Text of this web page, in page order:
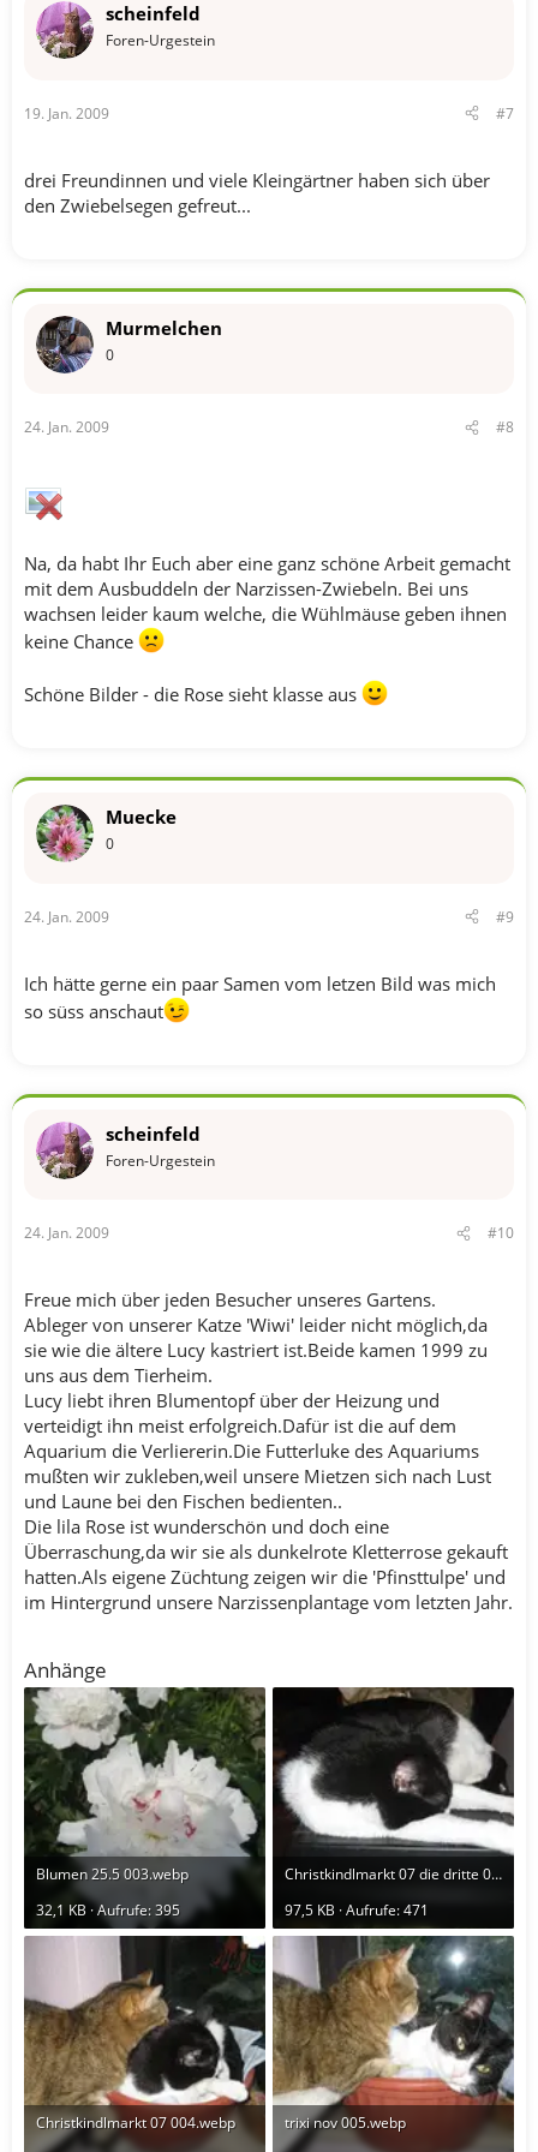
scheinfeld
Foren-Urgestein
19. Jan. 2009 #7
drei Freundinnen und viele Kleingärtner haben sich über
den Zwiebelsegen gefreut...
Murmelchen
0
24. Jan. 2009 #8
Na, da habt Ihr Euch aber eine ganz schöne Arbeit gemacht
mit dem Ausbuddeln der Narzissen-Zwiebeln. Bei uns
wachsen leider kaum welche, die Wühlmäuse geben ihnen
keine Chance
Schöne Bilder - die Rose sieht klasse aus
Muecke
0
24. Jan. 2009 #9
Ich hätte gerne ein paar Samen vom letzen Bild was mich
so süss anschaut
scheinfeld
Foren-Urgestein
24. Jan. 2009 #10
Freue mich über jeden Besucher unseres Gartens.
Ableger von unserer Katze 'Wiwi' leider nicht möglich,da
sie wie die ältere Lucy kastriert ist.Beide kamen 1999 zu
uns aus dem Tierheim.
Lucy liebt ihren Blumentopf über der Heizung und
verteidigt ihn meist erfolgreich.Dafür ist die auf dem
Aquarium die Verliererin.Die Futterluke des Aquariums
mußten wir zukleben,weil unsere Mietzen sich nach Lust
und Laune bei den Fischen bedienten..
Die lila Rose ist wunderschön und doch eine
Überraschung,da wir sie als dunkelrote Kletterrose gekauft
hatten.Als eigene Züchtung zeigen wir die 'Pfinsttulpe' und
im Hintergrund unsere Narzissenplantage vom letzten Jahr.
Anhänge
Blumen 25.5 003.webp
32,1 KB · Aufrufe: 395
Christkindlmarkt 07 die dritte 007.webp
97,5 KB · Aufrufe: 471
Christkindlmarkt 07 004.webp
trixi nov 005.webp